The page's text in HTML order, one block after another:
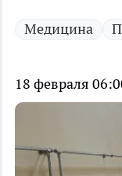
Медицина
18 февраля